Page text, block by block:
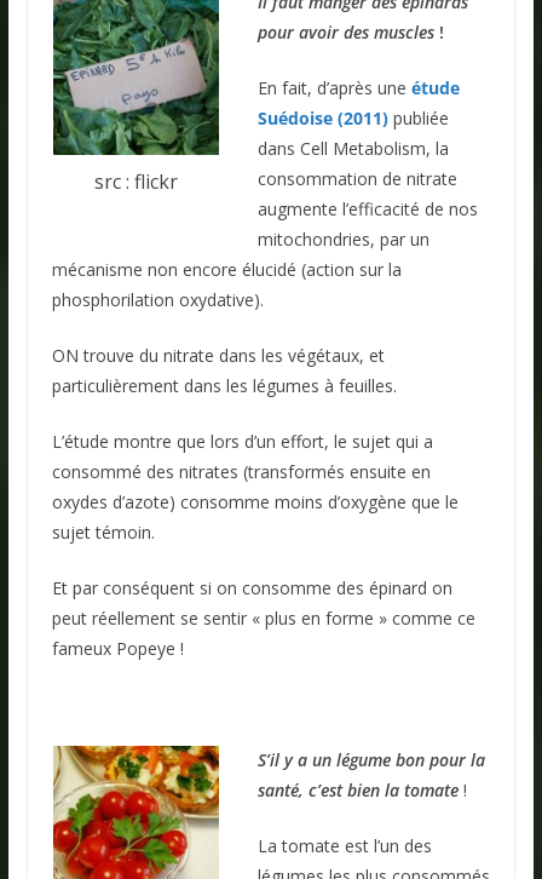
src : flickr
pour avoir des muscles!
En fait, d’après une étude
Suédoise (2011)publiée
dans Cell Metabolism, la
consommation de nitrate
augmente l’efficacité de nos
mitochondries, par un
mécanisme non encore élucidé (action sur la
phosphorilation oxydative).
ON trouve du nitrate dans les végétaux, et
particulièrement dans les légumes à feuilles.
L’étude montre que lors d’un effort, le sujet qui a
consommé des nitrates (transformés ensuite en
oxydes d’azote) consomme moins d’oxygène que le
sujet témoin.
Et par conséquent si on consomme des épinard on
peut réellement se sentir « plus en forme » comme ce
fameux Popeye !
S’il y a un légume bon pour la
santé, c’est bien la tomate!
La tomate est l’un des